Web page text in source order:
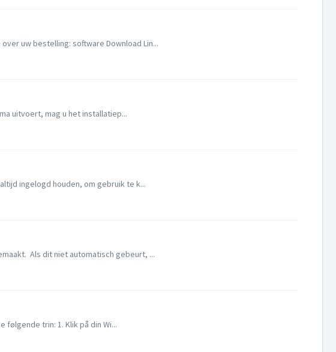
uw bestelling: software Download Lin...
uitvoert, mag u het installatiep...
ingelogd houden, om gebruik te k...
Als dit niet automatisch gebeurt, ...
trin: 1. Klik på din Wi...